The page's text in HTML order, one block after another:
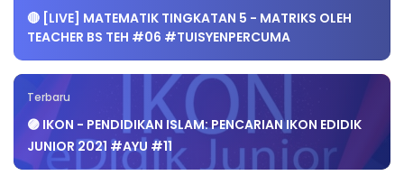
🔴 [LIVE] MATEMATIK TINGKATAN 5 - MATRIKS OLEH
TEACHER BS TEH #06 #TUISYENPERCUMA
Terbaru
🟣 IKON - PENDIDIKAN ISLAM: PENCARIAN IKON EDIDIK
JUNIOR 2021 #AYU #11